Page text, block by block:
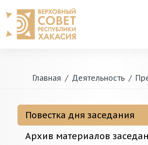
Главная Деятельность
Повестка дня заседания
Архив материалов